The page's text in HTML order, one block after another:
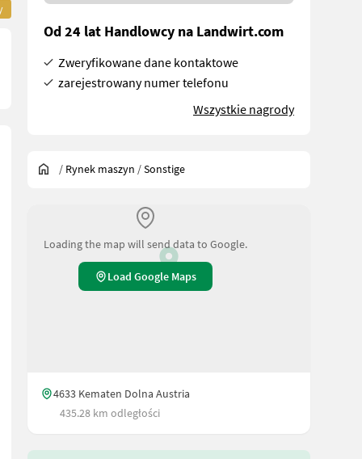
Od 24 lat Handlowcy na Landwirt.com
Zweryfikowane dane kontaktowe
zarejestrowany numer telefonu
Wszystkie nagrody
/ Rynek maszyn /Sonstige
Loading the map will send data to Google.
Load Google Maps
4633 Kematen Dolna Austria
435.28 km odległości